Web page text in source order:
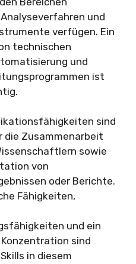
und
verfügen. Ein
technischen
und
ist
sind
Zusammenarbeit
sowie
von
oder Berichte.
Fähigkeiten,
und ein
sind
in diesem